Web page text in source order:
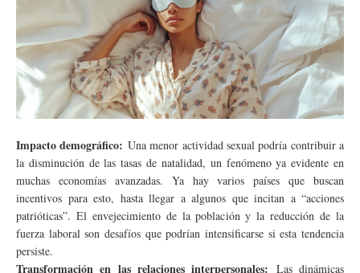
Impacto demográfico: Una menor actividad sexual podría contribuir a
la disminución de las tasas de natalidad, un fenómeno ya evidente en
muchas economías avanzadas. Ya hay varios países que buscan
incentivos para esto, hasta llegar a algunos que incitan a “acciones
patrióticas”. El envejecimiento de la población y la reducción de la
fuerza laboral son desafíos que podrían intensificarse si esta tendencia
persiste.
Transformación en las relaciones interpersonales: Las dinámicas